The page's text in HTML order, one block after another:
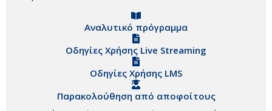
Αναλυτικό πρόγραμμα
Οδηγίες Χρήσης Live Streaming
Οδηγίες Χρήσης LMS
Παρακολούθηση από αποφοίτους